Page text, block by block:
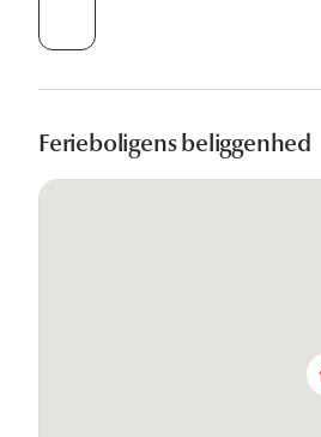
Ferieboligens beliggenhed